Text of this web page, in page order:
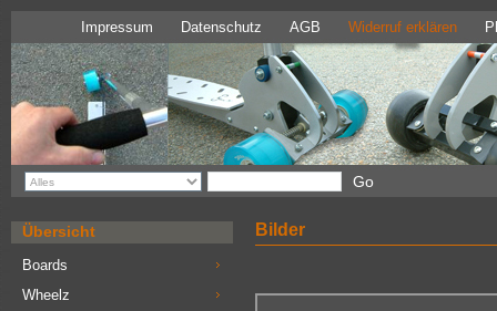
Widerruf erklären
AGB
Datenschutz
Impressum
Übersicht
Boards
Wheelz
Bilder